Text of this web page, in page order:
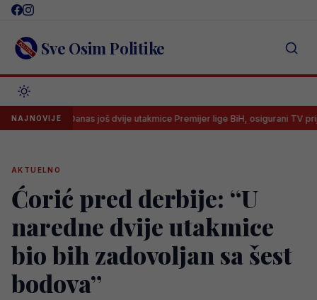
Skip
content Sve Osim Politike
NAJNOVIJE
Danas još dvije utakmice Premijer lige BiH, osigurani TV prijenosi
AKTUELNO
Ćorić pred derbije: “U
naredne dvije utakmice
bio bih zadovoljan sa šest
bodova”